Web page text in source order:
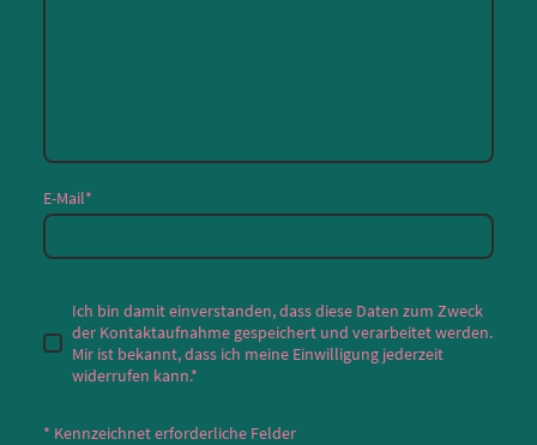
E-Mail*
Ich bin damit einverstanden, dass diese Daten zum Zweck
der Kontaktaufnahme gespeichert und verarbeitet werden.
Mir ist bekannt, dass ich meine Einwilligung jederzeit
widerrufen kann.*
* Kennzeichnet erforderliche Felder